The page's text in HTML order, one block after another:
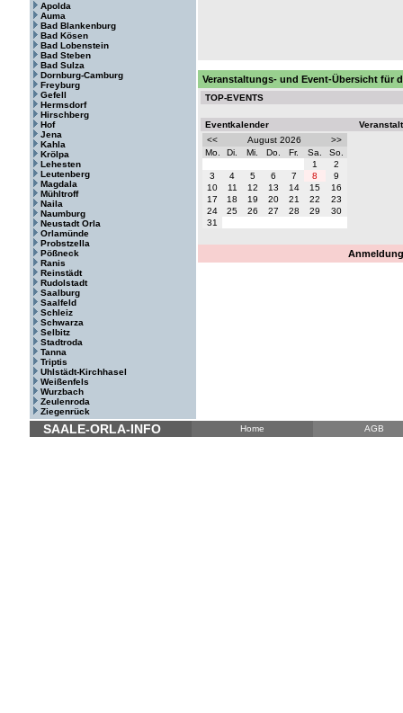
Apolda
Auma
Bad Blankenburg
Bad Kösen
Bad Lobenstein
Bad Steben
Bad Sulza
Dornburg-Camburg
Freyburg
Gefell
Hermsdorf
Hirschberg
Hof
Jena
Kahla
Krölpa
Lehesten
Leutenberg
Magdala
Mühltroff
Naila
Naumburg
Neustadt Orla
Orlamünde
Probstzella
Pößneck
Ranis
Reinstädt
Rudolstadt
Saalburg
Saalfeld
Schleiz
Schwarza
Selbitz
Stadtroda
Tanna
Triptis
Uhlstädt-Kirchhasel
Weißenfels
Wurzbach
Zeulenroda
Ziegenrück
Veranstaltungs- und Event-Übersicht für
TOP-EVENTS
Eventkalender
<<
August 2026
>>
Mo.
Di. Mi. Do. Fr. Sa.
So.
1
2
3
4 5 6 7 8
9
10
11 12 13 14 15
16
17
18 19 20 21 22
23
24
25 26 27 28 29
30
31
SAALE-ORLA-INFO Home AGB